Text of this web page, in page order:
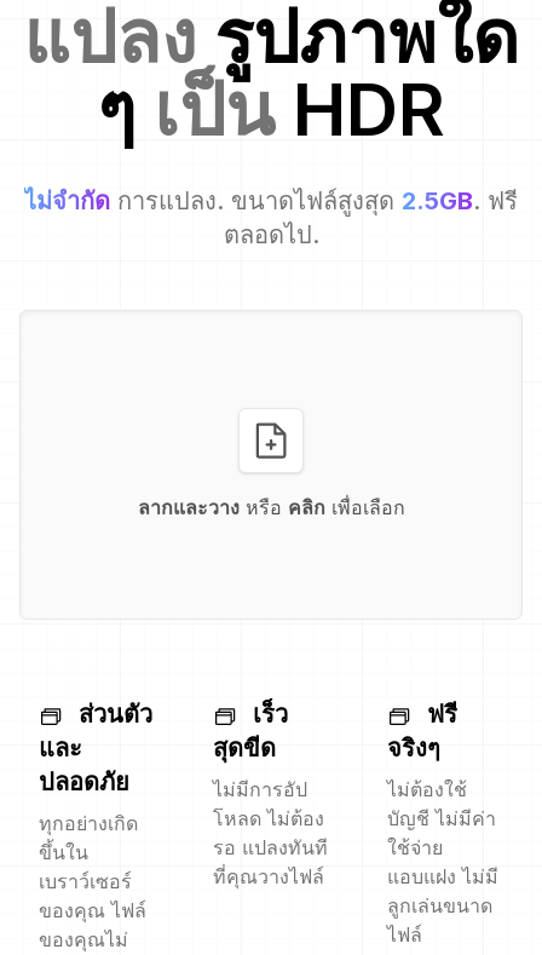
แปลง รูปภาพใด
ๆ เป็น HDR
ไม่จำกัด การแปลง. ขนาดไฟล์สูงสุด 2.5GB. ฟรี
ตลอดไป.
ลากและวางหรือ คลิก เพื่อเลือก
ส่วนตัว
และ
ปลอดภัย
ทุกอย่างเกิด
ขึ้นใน
เบราว์เซอร์
ของคุณ ไฟล์
ของคุณไม่
เร็ว
สุดขีด
ไม่มีการอัป
โหลด ไม่ต้อง
รอ แปลงทันที
ที่คุณวางไฟล์
ฟรี
จริงๆ
ไม่ต้องใช้
บัญชี ไม่มีค่า
ใช้จ่าย
แอบแฝง ไม่มี
ลูกเล่นขนาด
ไฟล์